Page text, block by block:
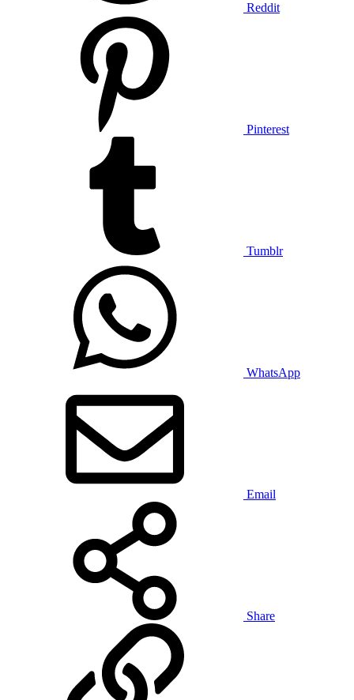
Reddit
Pinterest
Tumblr
WhatsApp
Email
Share